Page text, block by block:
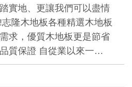
實地、更讓我們可以盡情
隆木地板各種精選木地板
求，優質木地板更是節省
質保證 自從業以來一…